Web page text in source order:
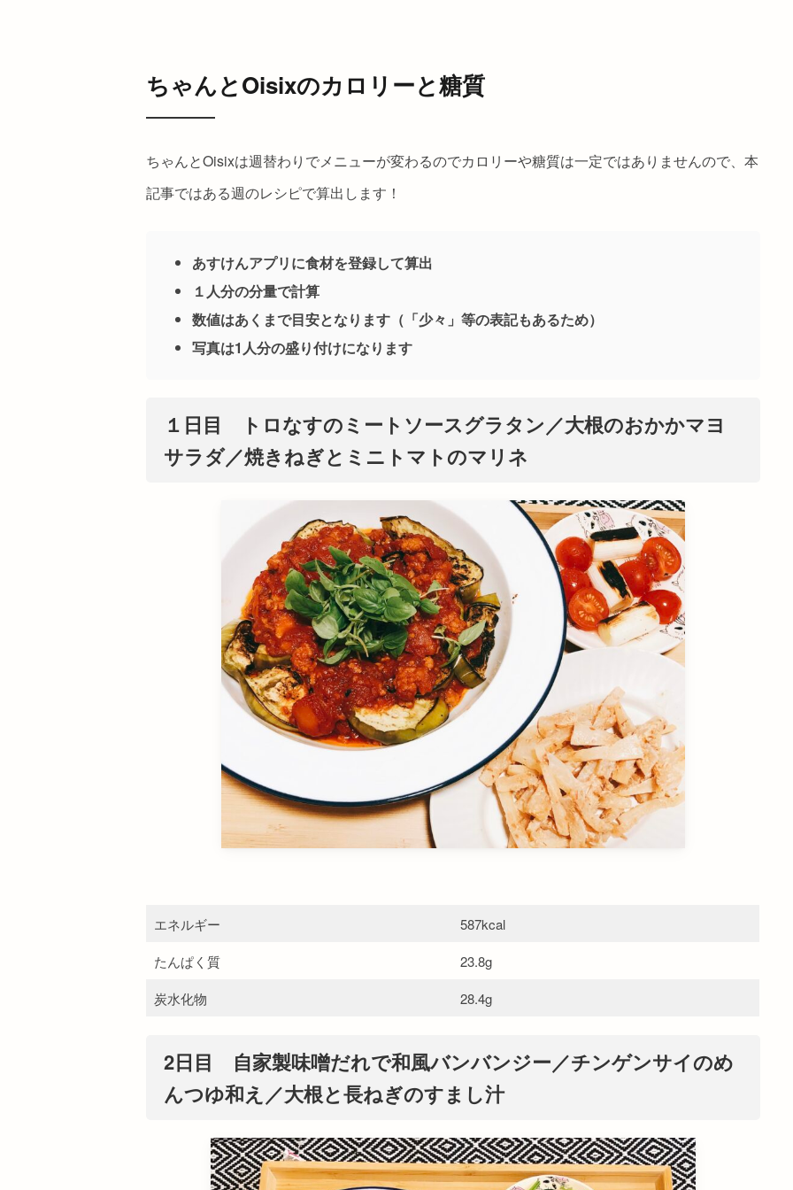
ちゃんとOisixのカロリーと糖質
ちゃんとOisixは週替わりでメニューが変わるのでカロリーや糖質は一定ではありませんので、本
記事ではある週のレシピで算出します！
あすけんアプリに食材を登録して算出
１人分の分量で計算
数値はあくまで目安となります（「少々」等の表記もあるため）
写真は1人分の盛り付けになります
１日目 トロなすのミートソースグラタン／大根のおかかマヨ
サラダ／焼きねぎとミニトマトのマリネ
エネルギー
587kcal
たんぱく質
23.8g
炭水化物
28.4g
2日目 自家製味噌だれで和風バンバンジー／チンゲンサイのめ
んつゆ和え／大根と長ねぎのすまし汁